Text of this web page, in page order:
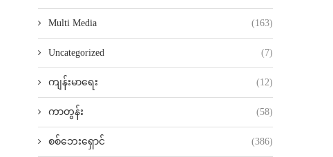
Multi Media (163)
Uncategorized (7)
ကျန်းမာရေး (12)
ကာတွန်း (58)
စစ်ဘေးရှောင် (386)